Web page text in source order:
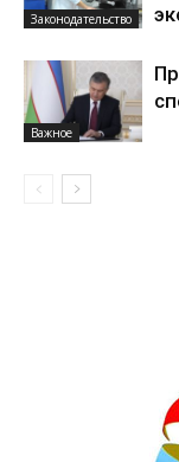
Законодательство
Важное